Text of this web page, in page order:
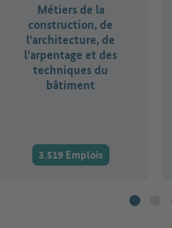
Métiers de la
construction, de
l'architecture, de
l'arpentage et des
techniques du
bâtiment
3.519 Emplois